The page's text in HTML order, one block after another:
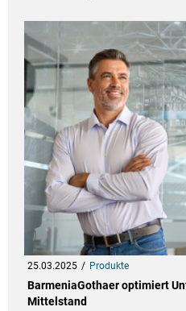
25.03.2025 Produkte
BarmeniaGothaer optimiert
Mittelstand